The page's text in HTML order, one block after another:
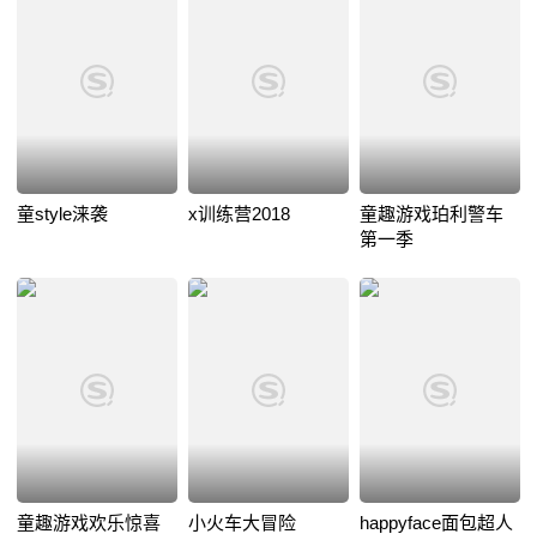
童style涞袭 x训练营2018
童趣游戏珀利警车
第一季
童趣游戏欢乐惊喜
小火车大冒险 happyface面包超人